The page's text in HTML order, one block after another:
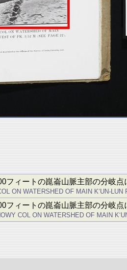
フィートの崑崙山脈主部の分岐
ON WATERSHED OF MAIN K‘UN-
フィートの崑崙山脈主部の分岐
COL ON WATERSHED OF MAIN